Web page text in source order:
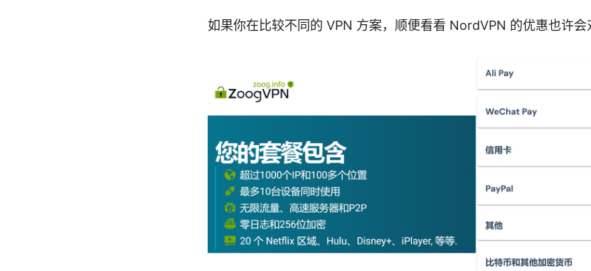
如果你在比较不同的 VPN 方案，顺便看看 NordVPN 的优惠也许会